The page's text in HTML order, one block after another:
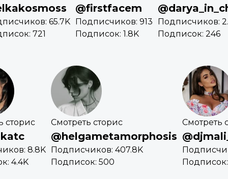
65.7K
721
@firstfacem
Подписчиков: 913
Подписок: 1.8K
Подписчиков:
Подписок: 246
сторис
8.8K
4.4K
Смотреть сторис
@helgametamorphosis
Подписчиков: 407.8K
Подписок: 500
Смотреть